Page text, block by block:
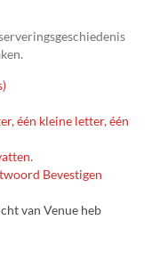
één kleine letter, één
Bevestigen
van Venue heb